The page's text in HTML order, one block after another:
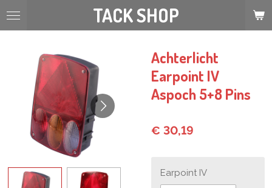
Ga
hoofdinhoud
TACK SHOP
Achterlicht
Earpoint IV
Aspoch 5+8 Pins
€ 30,19
Earpoint IV